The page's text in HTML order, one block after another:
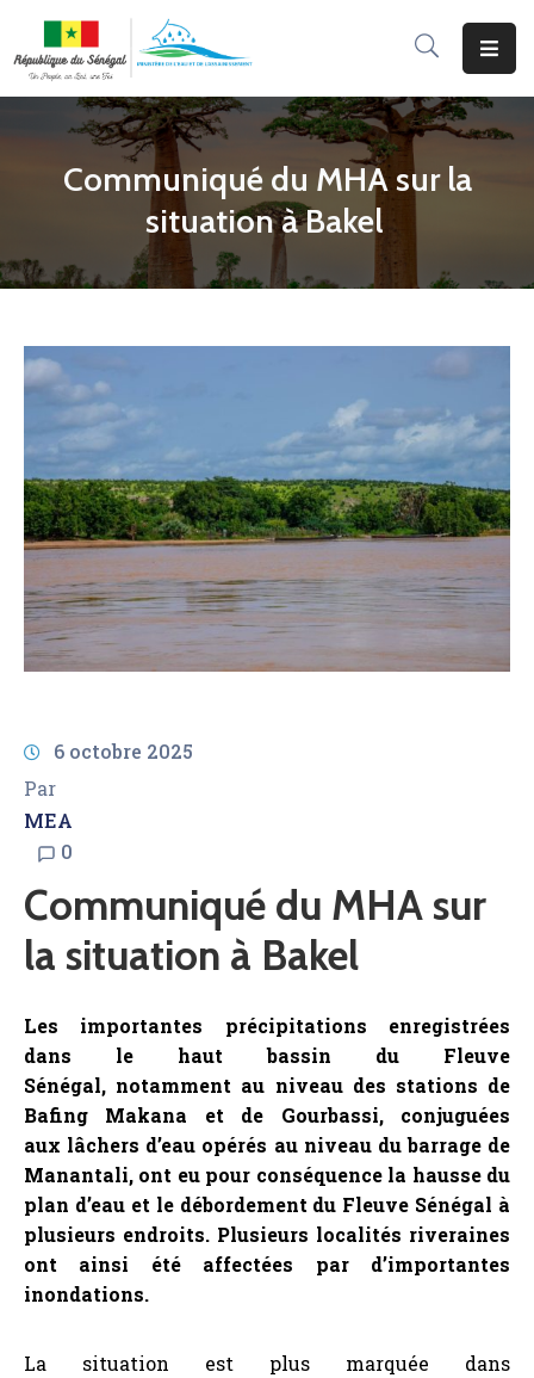
Accueil
Ministère
&
Services
Aux
Usagers
Actualité
Documentation
Communiqué du MHA sur la
situation à Bakel
6 octobre 2025
Par
MEA
0
Communiqué du MHA sur
la situation à Bakel
Les importantes précipitations enregistrées
dans le haut bassin du Fleuve
Sénégal, notamment au niveau des stations de
Bafing Makana et de Gourbassi, conjuguées
aux lâchers d’eau opérés au niveau du barrage de
Manantali, ont eu pour conséquence la hausse du
plan d’eau et le débordement du Fleuve Sénégal à
plusieurs endroits. Plusieurs localités riveraines
ont ainsi été affectées par d’importantes
inondations.
La situation est plus marquée dans